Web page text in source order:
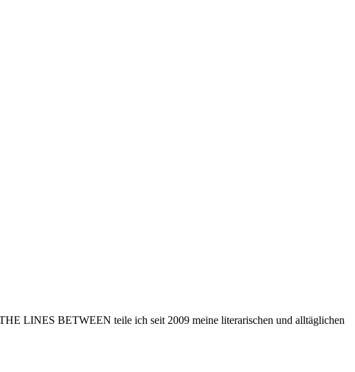
LINES BETWEEN teile ich seit 2009 meine literarischen und alltäglichen